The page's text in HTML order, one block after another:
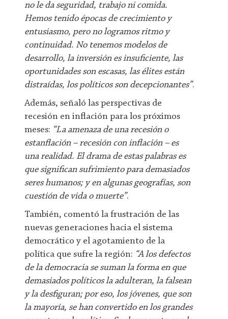
no le da seguridad, trabajo ni comida.
Hemos tenido épocas de crecimiento y
entusiasmo, pero no logramos ritmo y
continuidad. No tenemos modelos de
desarrollo, la inversión es insuficiente, las
oportunidades son escasas, las élites están
distraídas, los políticos son decepcionantes”.
Además, señaló las perspectivas de
recesión en inflación para los próximos
meses: “La amenaza de una recesión o
estanflación – recesión con inflación – es
una realidad. El drama de estas palabras es
que significan sufrimiento para demasiados
seres humanos; y en algunas geografías, son
cuestión de vida o muerte”.
También, comentó la frustración de las
nuevas generaciones hacia el sistema
democrático y el agotamiento de la
política que sufre la región: “A los defectos
de la democracia se suman la forma en que
demasiados políticos la adulteran, la falsean
y la desfiguran; por eso, los jóvenes, que son
la mayoría, se han convertido en los grandes